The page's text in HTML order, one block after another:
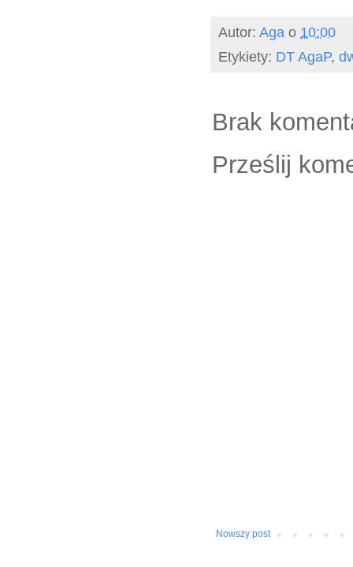
Autor: Aga o 10:00
Etykiety: DT AgaP,
Brak
Prześlij
Nowszy post